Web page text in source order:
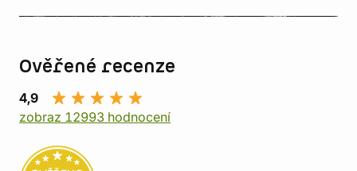
Ověřené recenze
4,9
zobraz 12993 hodnocení